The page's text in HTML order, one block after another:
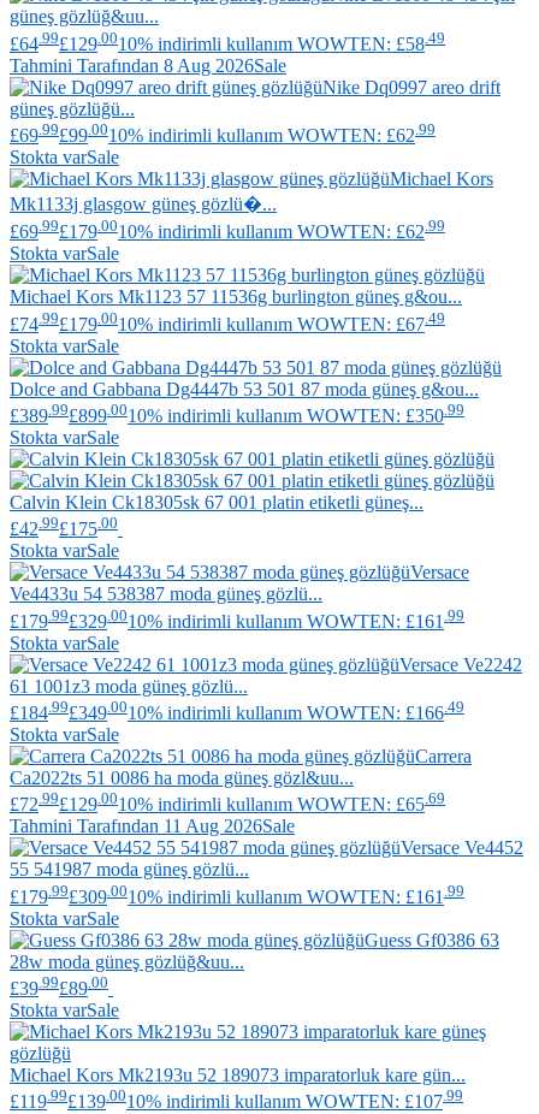
güneş gözlüğ&uu...
£64 .99£129 .0010% indirimli kullanım WOWTEN: £58 .49
Tahmini Tarafından 8 Aug 2026Sale
Nike Dq0997 areo drift
güneş gözlüğü...
£69 .99£99 .0010% indirimli kullanım WOWTEN: £62 .99
Stokta varSale
Michael Kors
Mk1133j glasgow güneş gözlü�...
£69 .99£179 .0010% indirimli kullanım WOWTEN: £62 .99
Stokta varSale
Michael Kors Mk1123 57 11536g burlington güneş g&ou...
£74 .99£179 .0010% indirimli kullanım WOWTEN: £67 .49
Stokta varSale
Dolce and Gabbana Dg4447b 53 501 87 moda güneş g&ou...
£389 .99£899 .0010% indirimli kullanım WOWTEN: £350 .99
Stokta varSale
Calvin Klein Ck18305sk 67 001 platin etiketli güneş...
£42 .99£175 .00
Stokta varSale
Versace
Ve4433u 54 538387 moda güneş gözlü...
£179 .99£329 .0010% indirimli kullanım WOWTEN: £161 .99
Stokta varSale
Versace Ve2242
61 1001z3 moda güneş gözlü...
£184 .99£349 .0010% indirimli kullanım WOWTEN: £166 .49
Stokta varSale
Carrera
Ca2022ts 51 0086 ha moda güneş gözl&uu...
£72 .99£129 .0010% indirimli kullanım WOWTEN: £65 .69
Tahmini Tarafından 11 Aug 2026Sale
Versace Ve4452
55 541987 moda güneş gözlü...
£179 .99£309 .0010% indirimli kullanım WOWTEN: £161 .99
Stokta varSale
Guess Gf0386 63
28w moda güneş gözlüğ&uu...
£39 .99£89 .00
Stokta varSale
Michael Kors Mk2193u 52 189073 imparatorluk kare gün...
£119 .99£139 .0010% indirimli kullanım WOWTEN: £107 .99